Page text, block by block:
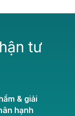
tư
& giải
hạnh